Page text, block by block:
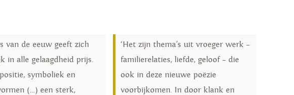
van de eeuw geeft zich
in alle gelaagdheid prijs.
symboliek en
(…) een sterk,
‘Het zijn thema’s uit vroeger werk –
familierelaties, liefde, geloof – die
ook in deze nieuwe poëzie
voorbijkomen. In door klank en